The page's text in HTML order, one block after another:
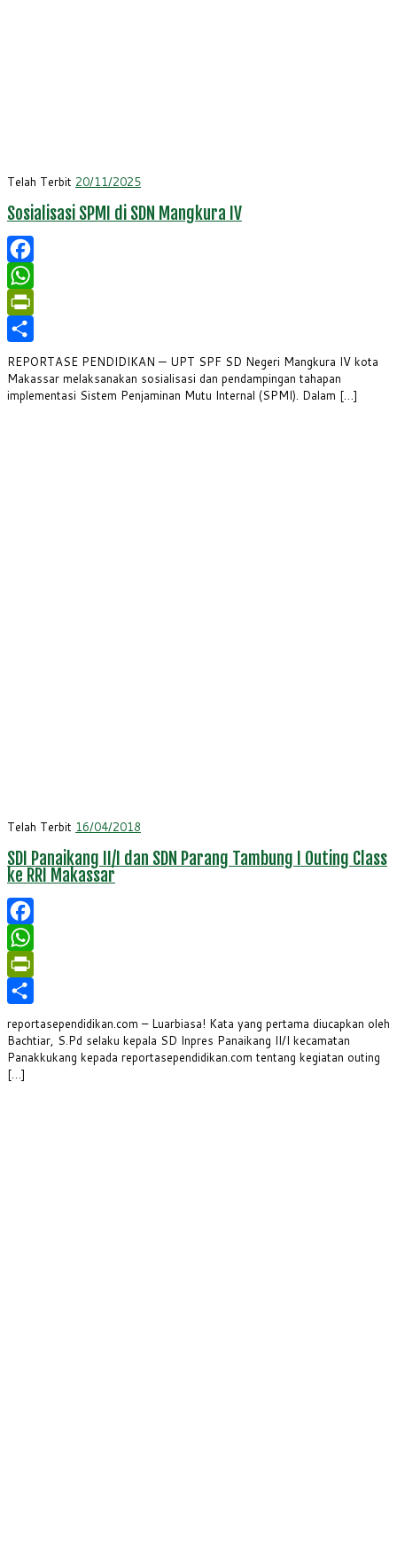
Telah Terbit 20/11/2025
Sosialisasi SPMI di SDN Mangkura IV
Facebook
WhatsApp
PrintFriendly
Share
REPORTASE PENDIDIKAN — UPT SPF SD Negeri Mangkura IV kota
Makassar melaksanakan sosialisasi dan pendampingan tahapan
implementasi Sistem Penjaminan Mutu Internal (SPMI). Dalam […]
Telah Terbit 16/04/2018
SDI Panaikang II/I dan SDN Parang Tambung I Outing Class
ke RRI Makassar
Facebook
WhatsApp
PrintFriendly
Share
reportasependidikan.com – Luarbiasa! Kata yang pertama diucapkan oleh
Bachtiar, S.Pd selaku kepala SD Inpres Panaikang II/I kecamatan
Panakkukang kepada reportasependidikan.com tentang kegiatan outing
[…]